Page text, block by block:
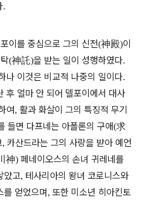
.
이를 중심으로 그의 신전(神殿)이
(神託)을 받는 일이 성행하였다.
나 이것은 비교적 나중의 일이다.
후 얼마 안 되어 델포이에서 대사
여, 활과 화살이 그의 특징적 무기
들면 다프네는 아폴론의 구애(求
, 카산드라는 그의 사랑을 받아 예언
神) 페네이오스의 손녀 귀레네를
았고, 테사리아의 왕녀 코로니스와
를 얻었으며, 또한 미소년 히아킨토